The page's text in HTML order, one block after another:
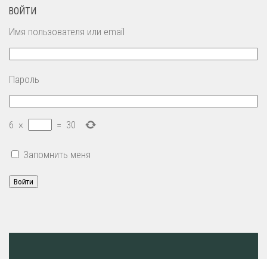
ВОЙТИ
Имя пользователя или email
Пароль
6 × = 30
Запомнить меня
Войти